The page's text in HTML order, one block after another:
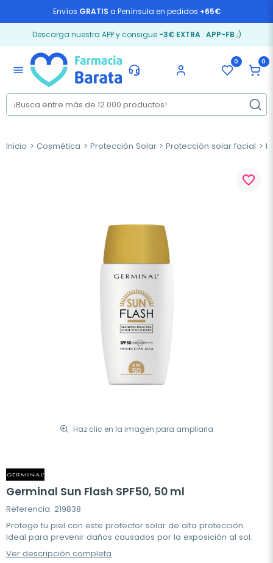
Envíos GRATIS a Península en pedidos +65€
Descarga nuestra APP y consigue -3€ EXTRA: APP-FB ;)
menu
0 0
Inicio Cosmética Protección Solar Protección solar facial
Haz clic en la imagen para ampliarla
favorite_border
Germinal Sun Flash SPF50, 50 ml
Referencia: 219838
Protege tu piel con este protector solar de alta protección.
Ideal para prevenir daños causados por la exposición al sol.
Ver descripción completa